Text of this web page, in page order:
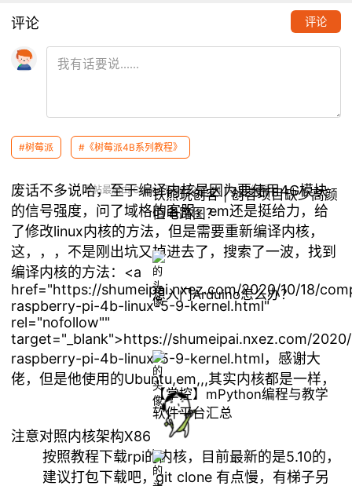
【树莓派】树莓派4B+centos8 交叉编译
Caner 2022.01.13 0
#树莓派 #《树莓派4B系列教程》
本帖最后由 Caner 于 2022-1-14 10:13 编辑
废话不多说哈，至于编译内核是因为要使用4G模块
的信号强度，问了域格的客服，em还是挺给力，给
了修改linux内核的方法，但是需要重新编译内核，
这，，，不是刚出坑又掉进去了，搜索了一波，找到
编译内核的方法：<a
href="https://shumeipai.nxez.com/2020/10/18/
raspberry-pi-4b-linux-5-9-kernel.html"
rel="nofollow""
target="_blank">https://shumeipai.nxez.com/
raspberry-pi-4b-linux-5-9-kernel.html，感谢大
佬，但是他使用的Ubuntu,em,,,其实内核都是一样，
注意对照内核架构X86
按照教程下载rpi的内核，目前最新的是5.10的，
建议打包下载吧，git clone 有点慢，有梯子另
评论 评论
推荐阅读
铁熊玩创客 | 创客项目缺少高颜
值电路图？
想入门Arduino怎么办？
【掌控】mPython编程与教学
软件平台汇总